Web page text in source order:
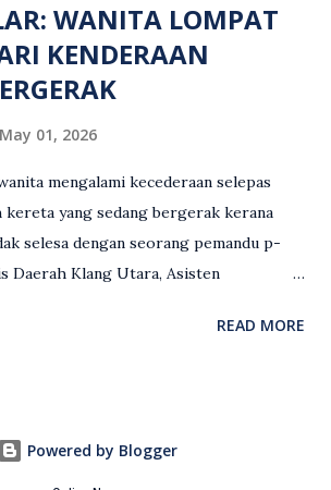
WANITA LOMPAT
KENDERAAN
May 01, 2026
mengalami kecederaan selepas
yang sedang bergerak kerana
selesa dengan seorang pemandu p-
Daerah Klang Utara, Asisten
berusia 47 tahun itu telah
membawa dua penumpang. “Tiba-
READ MORE
Powered by Blogger